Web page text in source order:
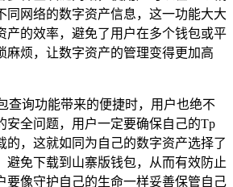
同网络的数字资产信息，这一功能大大
产的效率，避免了用户在多个钱包或平
麻烦，让数字资产的管理变得更加高
查询功能带来的便捷时，用户也绝不
安全问题，用户一定要确保自己的Tp
的，这就如同为自己的数字资产选择了
避免下载到山寨版钱包，从而有效防止
要像守护自己的生命一样妥善保管自己